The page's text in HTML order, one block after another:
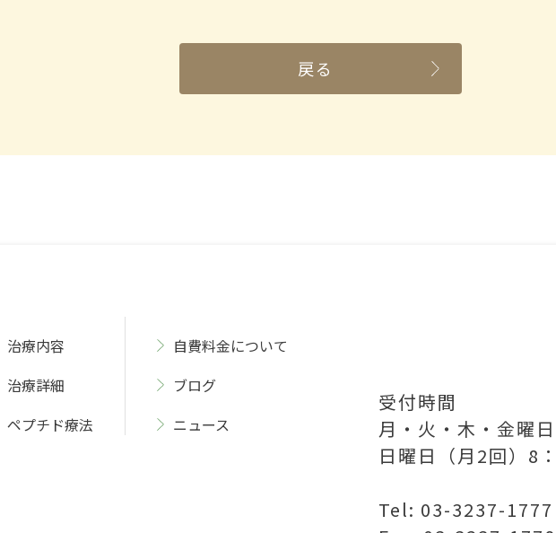
戻る
受付時間
月・火・木・金曜
日曜日（月2回）8
Tel: 03-3237-1777
治療内容
治療詳細
ペプチド療法
自費料金について
ブログ
ニュース